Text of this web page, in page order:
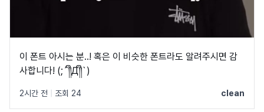
이 폰트 아시는 분..! 혹은 이 비슷한 폰트라도 알려주시면 감
사합니다! (;´༎ຶД༎ຶ`)
2시간 전 조회 24 clean